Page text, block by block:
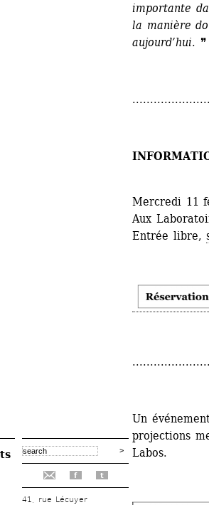
f t
41, rue Lécuyer
importante
la manière
aujourd’hui. ❞
Mercredi 11
Aux
Entrée libre,
Un
projections
Labos.